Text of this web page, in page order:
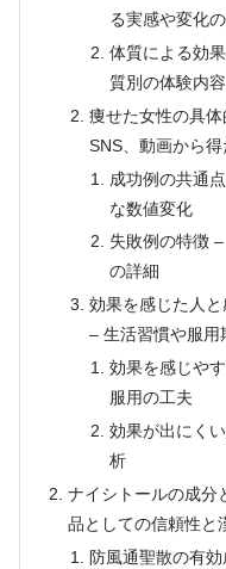
る実感や変化
体質による効
質別の体験内容
痩せた女性の具体
SNS、動画から
成功例の共通
な数値変化
失敗例の特徴
の詳細
効果を感じた人
– 生活習慣や服用
効果を感じや
服用の工夫
効果が出にく
析
ナイシトールの成分
品としての信頼性と
防風通聖散の有